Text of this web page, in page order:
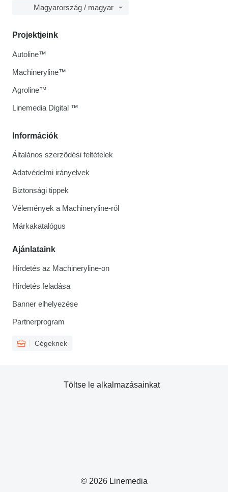
Magyarország / magyar
Információk
Általános szerződési feltételek
Adatvédelmi irányelvek
Biztonsági tippek
Vélemények a Machineryline-ról
Márkakatalógus
Ajánlataink
Hirdetés az Machineryline-on
Hirdetés feladása
Banner elhelyezése
Partnerprogram
Cégeknek
Projektjeink
Autoline™
Machineryline™
Agroline™
Linemedia Digital ™
© 2026 Linemedia
Töltse le alkalmazásainkat